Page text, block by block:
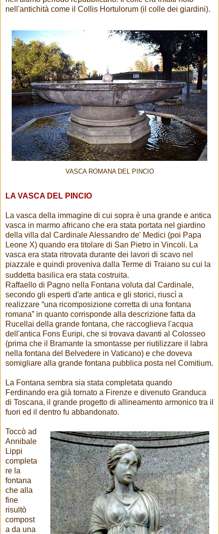
nell'antichità come il Collis Hortulorum (il colle dei giardini).
VASCA ROMANA DEL PINCIO
LA VASCA DEL PINCIO
La vasca della immagine di cui sopra è una grande e antica
vasca in marmo africano che era stata portata nel giardino
della villa dal Cardinale Alessandro de' Medici (poi Papa
Leone X) quando era titolare di San Pietro in Vincoli. La
vasca era stata ritrovata durante dei lavori di scavo nel
piazzale e quindi proveniva dalla Terme di Traiano su cui la
suddetta basilica era stata costruita.
Raffaello di Pagno nella Fontana voluta dal Cardinale,
secondo gli esperti d'arte antica e gli storici, riuscì a
realizzare “una ricomposizione corretta di una fontana
romana” in quanto corrisponde alla descrizione fatta da
Rucellai della grande fontana, che raccoglieva l'acqua
dell'antica Fons Euripi, che si trovava davanti al Colosseo
(prima che il Bramante la smontasse per riutilizzare il labra
nella fontana del Belvedere in Vaticano) e che doveva
somigliare alla grande fontana pubblica posta nel Comitium.
La Fontana sembra sia stata completata quando
Ferdinando era già tornato a Firenze e divenuto Granduca
di Toscana, il grande progetto di allineamento armonico tra il
fuori ed il dentro fu abbandonato.
Toccò ad
Annibale
Lippi
completa
re la
fontana
che alla
fine
risultò
compost
a da una